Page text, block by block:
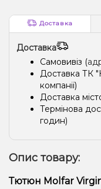
Доставка
Доставка
Самовивіз (
Доставка ТК
компанії)
Доставка
Термінова
годин)
Опис товару:
Тютюн Molfar